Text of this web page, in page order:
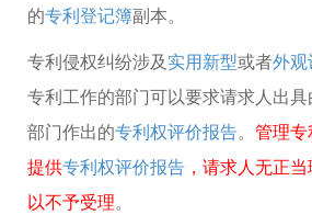
的专利登记簿副本。
专利侵权纠纷涉及实用新型或者外
专利工作的部门可以要求请求人出
部门作出的专利权评价报告。 管理
提供专利权评价报告 ，请求人无正
以不予受理。